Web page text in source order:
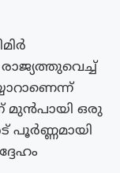
മുൻപായി ഒരു
പൂർണ്ണമായി